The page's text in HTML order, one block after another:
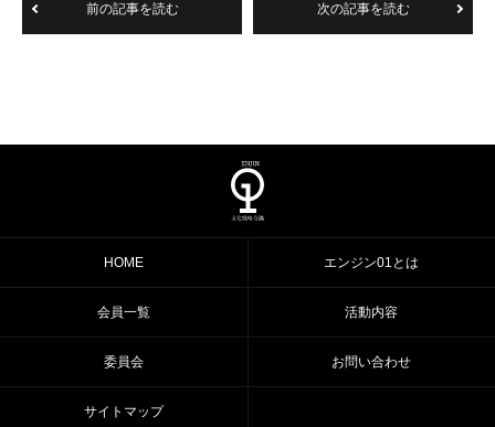
前の記事を読む 次の記事を読む
HOME エンジン01とは
会員一覧 活動内容
委員会 お問い合わせ
サイトマップ